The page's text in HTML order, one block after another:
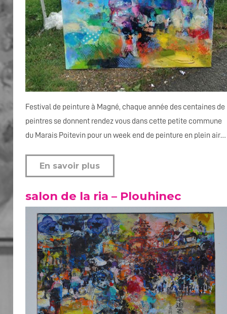
Festival de peinture à Magné, chaque année des centaines de
peintres se donnent rendez vous dans cette petite commune
du Marais Poitevin pour un week end de peinture en plein air…
En savoir plus
salon de la ria – Plouhinec